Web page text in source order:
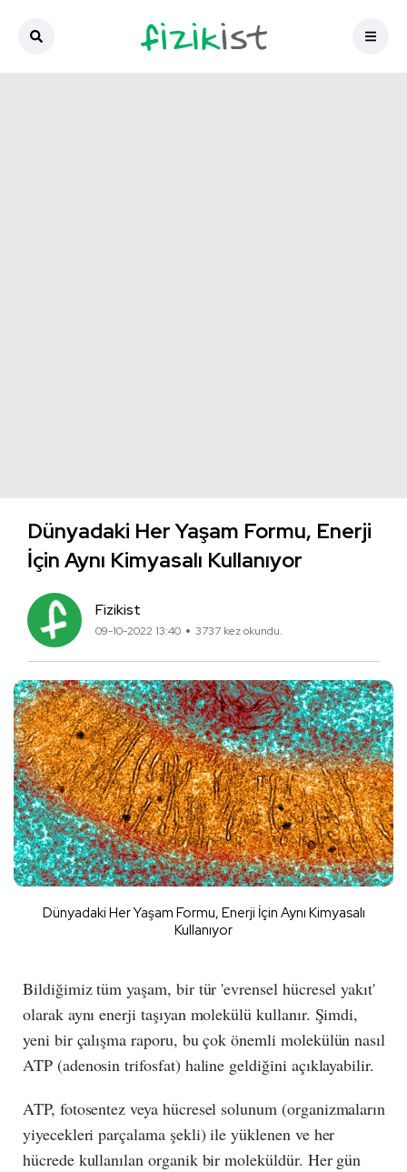
Dünyadaki Her Yaşam Formu, Enerji
İçin Aynı Kimyasalı Kullanıyor
Fizikist
09-10-2022 13:40 3737 kez okundu.
Dünyadaki Her Yaşam Formu, Enerji İçin Aynı Kimyasalı
Kullanıyor
Bildiğimiz tüm yaşam, bir tür 'evrensel hücresel yakıt'
olarak aynı enerji taşıyan molekülü kullanır. Şimdi,
yeni bir çalışma raporu, bu çok önemli molekülün nasıl
ATP (adenosin trifosfat) haline geldiğini açıklayabilir.
ATP, fotosentez veya hücresel solunum (organizmaların
yiyecekleri parçalama şekli) ile yüklenen ve her
hücrede kullanılan organik bir moleküldür. Her gün